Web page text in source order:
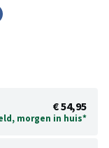
€ 54,95
morgen in huis*